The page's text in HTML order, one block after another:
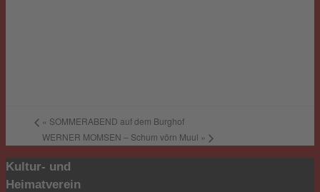
« SOMMERABEND auf dem Burghof
WERNER MOMSEN – Schum vörn Muul »
Kultur- und
Heimatverein